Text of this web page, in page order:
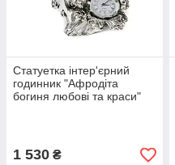
Статуетка інтер'єрний
годинник "Афродіта
богиня любові та краси"
1 530 ₴